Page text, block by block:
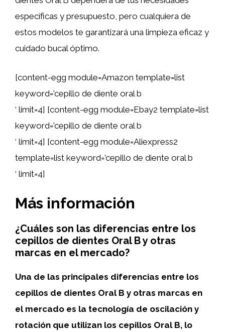
específicas y presupuesto, pero cualquiera de
estos modelos te garantizará una limpieza eficaz y
cuidado bucal óptimo.
[content-egg module=Amazon template=list
keyword=’cepillo de diente oral b
‘ limit=4] [content-egg module=Ebay2 template=list
keyword=’cepillo de diente oral b
‘ limit=4] [content-egg module=Aliexpress2
template=list keyword=’cepillo de diente oral b
‘ limit=4]
Más información
¿Cuáles son las diferencias entre los
cepillos de dientes Oral B y otras
marcas en el mercado?
Una de las principales diferencias entre los
cepillos de dientes Oral B y otras marcas en
el mercado es la tecnología de oscilación y
rotación que utilizan los cepillos Oral B, lo